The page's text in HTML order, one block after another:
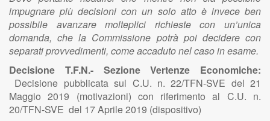
impugnare più decisioni con un solo atto è invece ben
possibile avanzare molteplici richieste con un’unica
domanda, che la Commissione potrà poi decidere con
separati provvedimenti, come accaduto nel caso in esame.
Decisione T.F.N.- Sezione Vertenze Economiche:
Decisione pubblicata sul C.U. n. 22/TFN-SVE del 21
Maggio 2019 (motivazioni) con riferimento al C.U. n.
20/TFN-SVE del 17 Aprile 2019 (dispositivo)